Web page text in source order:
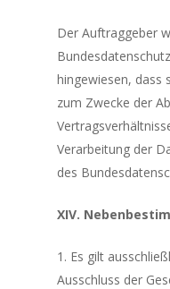
Der Auftraggeber
hingewiesen, dass
zum Zwecke der
Verarbeitung der
des
XIV.
1. Es gilt
Ausschluss der